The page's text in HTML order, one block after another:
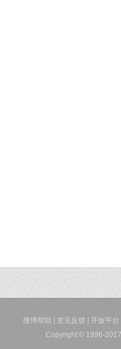
微博帮助 意见反馈 开放平台
Copyright © 1996-